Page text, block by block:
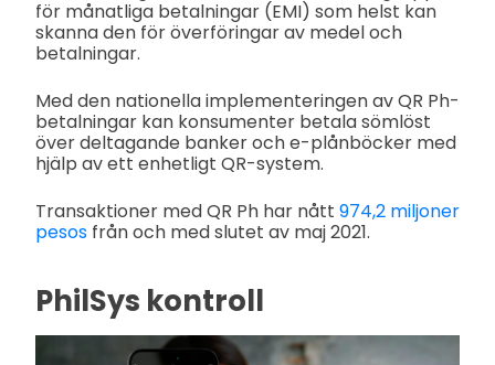
för månatliga betalningar (EMI) som helst kan
skanna den för överföringar av medel och
betalningar.
Med den nationella implementeringen av QR Ph-
betalningar kan konsumenter betala sömlöst
över deltagande banker och e-plånböcker med
hjälp av ett enhetligt QR-system.
Transaktioner med QR Ph har nått 974,2 miljoner
pesos från och med slutet av maj 2021.
PhilSys kontroll